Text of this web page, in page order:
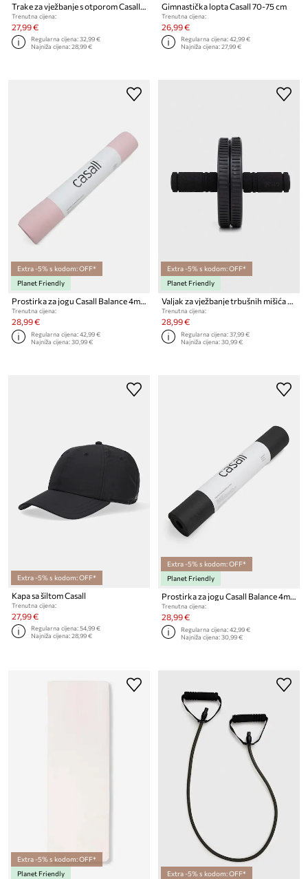
Trenutna cijena:
27,99 €
Regularna cijena:32,99 €
Najniža cijena:28,99 €
Gimnastička lopta Casall 70-75 cm
Trenutna cijena:
26,99 €
Regularna cijena:42,99 €
Najniža cijena:27,99 €
Extra -5% s kodom: OFF*
Planet Friendly
Prostirka za jogu Casall Balance 4mm
Trenutna cijena:
28,99 €
Regularna cijena:42,99 €
Najniža cijena:30,99 €
Extra -5% s kodom: OFF*
Planet Friendly
Valjak za vježbanje trbušnih mišića Casall
Trenutna cijena:
28,99 €
Regularna cijena:37,99 €
Najniža cijena:30,99 €
Extra -5% s kodom: OFF*
Kapa sa šiltom Casall
Trenutna cijena:
27,99 €
Regularna cijena:54,99 €
Najniža cijena:28,99 €
Extra -5% s kodom: OFF*
Planet Friendly
Prostirka za jogu Casall Balance 4mm
Trenutna cijena:
28,99 €
Regularna cijena:42,99 €
Najniža cijena:30,99 €
Extra -5% s kodom: OFF*
Planet Friendly
Extra -5% s kodom: OFF*